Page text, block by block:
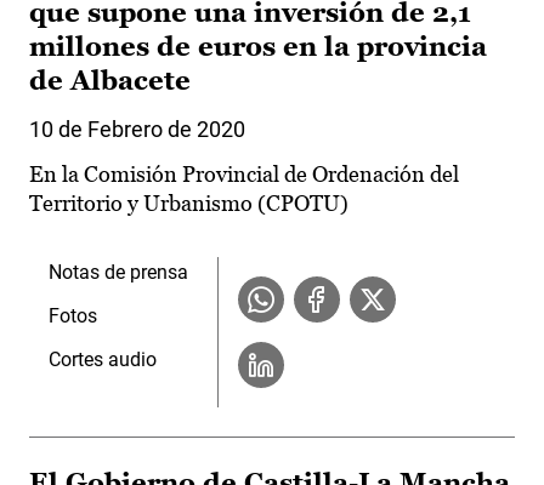
que supone una inversión de 2,1
millones de euros en la provincia
de Albacete
10 de Febrero de 2020
En la Comisión Provincial de Ordenación del
Territorio y Urbanismo (CPOTU)
Notas de prensa
Fotos
Cortes audio